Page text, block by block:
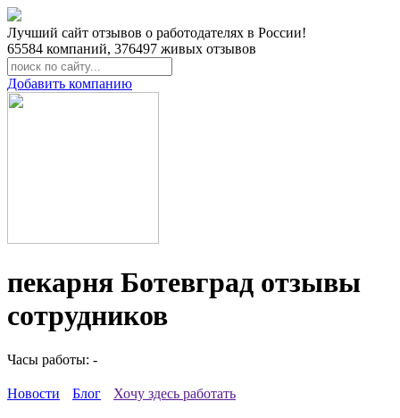
Лучший сайт отзывов о работодателях в России!
65584 компаний, 376497 живых отзывов
Добавить компанию
пекарня Ботевград отзывы
сотрудников
Часы работы: -
Новости Блог Хочу здесь работать